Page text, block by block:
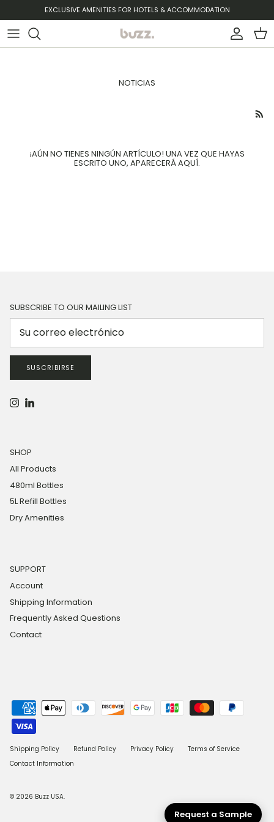
Ir al contenidoEXCLUSIVE AMENITIES FOR HOTELS & ACCOMMODATION
Cuenta
NOTICIAS
¡AÚN NO TIENES NINGÚN ARTÍCULO! UNA VEZ QUE HAYAS
ESCRITO UNO, APARECERÁ AQUÍ.
SUBSCRIBE TO OUR MAILING LIST
SUSCRIBIRSE
Instagram
LinkedIn
SHOP
All Products
480ml Bottles
5L Refill Bottles
Dry Amenities
SUPPORT
Account
Shipping Information
Frequently Asked Questions
Contact
Shipping Policy Refund Policy Privacy Policy
Terms of Service
Contact Information
© 2026 Buzz USA.
Request a Sample